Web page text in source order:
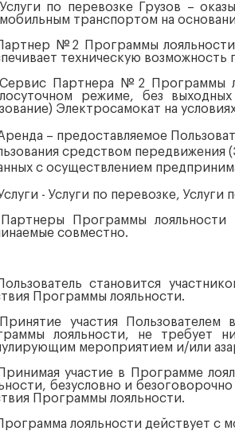
Услуги по перевозке Грузов –
транспортом на
Партнер №2 Программы
техническую
Сервис Партнера №2 Программы
режиме, без
Электросамокат на
Аренда – предоставляемое
средством передвижения
с осуществлением
- Услуги по перевозке,
Партнеры Программы
совместно.
становится
Программы лояльности.
участия
лояльности, не требует
мероприятием и/или
участие в Программе
безусловно и
Программы лояльности.
лояльности действует с